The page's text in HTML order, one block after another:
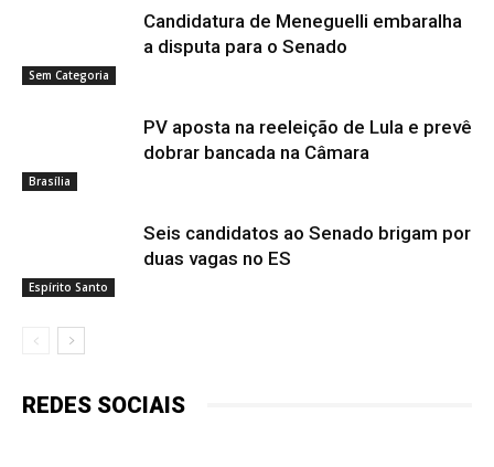
Sem Categoria
Candidatura de Meneguelli embaralha
a disputa para o Senado
Brasília
PV aposta na reeleição de Lula e prevê
dobrar bancada na Câmara
Espírito Santo
Seis candidatos ao Senado brigam por
duas vagas no ES
REDES SOCIAIS